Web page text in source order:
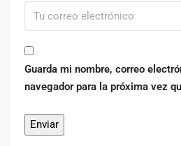
Guarda mi nombre, correo
navegador para la próxima vez